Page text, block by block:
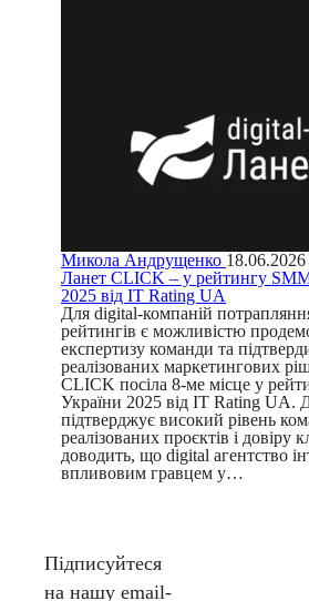
Микола Андрущенко 18.06.2026
Ланет CLICK – у рейтингу
2025 від IT Rating UA
Для digital-компаній
рейтингів є можливістю
експертизу команди та
реалізованих маркетингових
CLICK посіла 8-ме місце у
України 2025 від IT Rating UA.
підтверджує високий рівень
реалізованих проєктів і довіру
доводить, що digital агентство
впливовим гравцем у…
Підписуйтеся
на нашу email-